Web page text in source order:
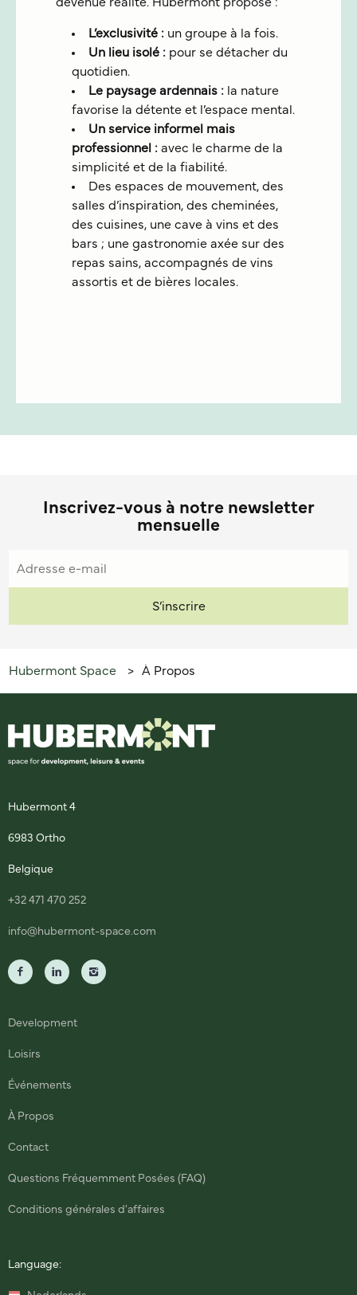
L’exclusivité : un groupe à la fois.
Un lieu isolé : pour se détacher du
quotidien.
Le paysage ardennais : la nature
favorise la détente et l’espace mental.
Un service informel mais
professionnel : avec le charme de la
simplicité et de la fiabilité.
Des espaces de mouvement, des
salles d’inspiration, des cheminées,
des cuisines, une cave à vins et des
bars ; une gastronomie axée sur des
repas sains, accompagnés de vins
assortis et de bières locales.
Inscrivez-vous à notre newsletter
mensuelle
Hubermont Space > À Propos
Hubermont 4
6983 Ortho
Belgique
+32 471 470 252
info@hubermont-space.com
Development
Loisirs
Événements
À Propos
Contact
Questions Fréquemment Posées (FAQ)
Conditions générales d'affaires
Language: